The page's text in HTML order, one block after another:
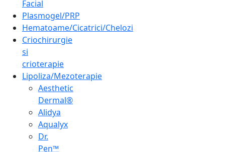
Facial
Plasmogel/PRP
Hematoame/Cicatrici/Chelozi
Criochirurgie
si
crioterapie
Lipoliza/Mezoterapie
Aesthetic
Dermal®
Alidya
Aqualyx
Dr.
Pen™